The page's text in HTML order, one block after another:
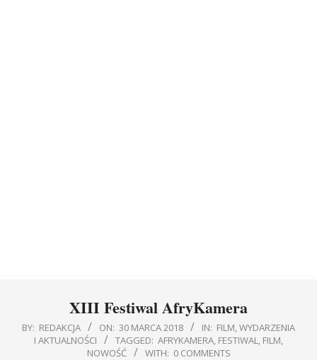
XIII Festiwal AfryKamera
BY: REDAKCJA ON: 30 MARCA 2018 IN: FILM,WYDARZENIA
I AKTUALNOŚCI
TAGGED: AFRYKAMERA, FESTIWAL, FILM,
NOWOŚĆ
WITH: 0 COMMENTS